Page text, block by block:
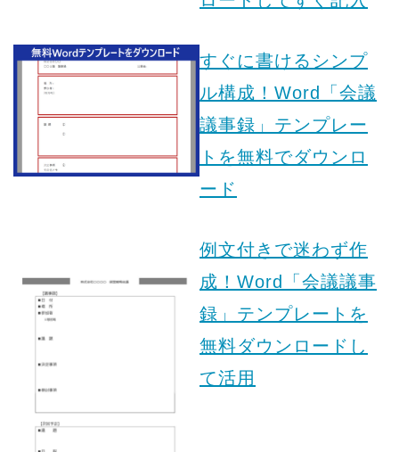
すぐに書けるシンプ
ル構成！Word「会議
議事録」テンプレー
トを無料でダウンロ
ード
例文付きで迷わず作
成！Word「会議議事
録」テンプレートを
無料ダウンロードし
て活用